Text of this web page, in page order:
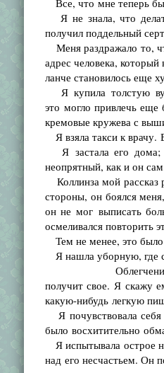
Все, что мне теперь
Я не знала, что
получил поддельный
Меня раздражало то,
адрес человека,
ланче становилось еще
Я купила толстую
это могло привлечь
кремовые кружева с
Я взяла такси к врачу.
Я застала его дома;
неопрятный, как и он
Коллинза мой рассказ
стороны, он боялся
он не мог выписать
осмеливался повторить
Тем не менее, это
Я нашла уборную, где
Облегчение
получит свое. Я скажу
какую-нибудь легкую
Я почувствовала
было восхитительно
Я испытывала острое
над его несчастьем. Он